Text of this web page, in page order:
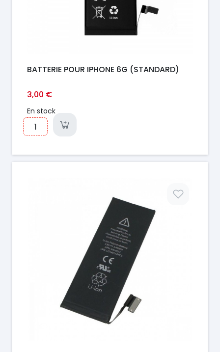
BATTERIE POUR IPHONE 6G (STANDARD)
3,00 €
En stock